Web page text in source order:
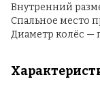
Внутренний
Спальное место
Диаметр колёс —